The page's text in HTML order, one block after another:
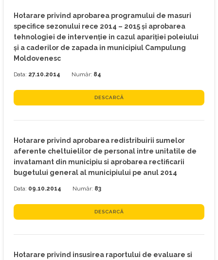
Hotarare privind aprobarea programului de masuri
specifice sezonului rece 2014 – 2015 şi aprobarea
tehnologiei de intervenţie in cazul apariţiei poleiului
şi a caderilor de zapada in municipiul Campulung
Moldovenesc
Data: 27.10.2014 Număr: 84
DESCARCĂ
Hotarare privind aprobarea redistribuirii sumelor
aferente cheltuielilor de personal intre unitatile de
invatamant din municipiu si aprobarea rectificarii
bugetului general al municipiului pe anul 2014
Data: 09.10.2014 Număr: 83
DESCARCĂ
Hotarare privind insusirea raportului de evaluare si